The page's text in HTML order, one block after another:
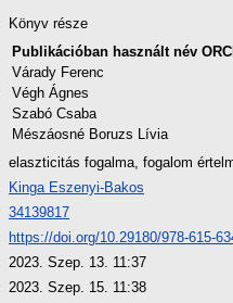
Könyv része
Publikációban használt név
Várady Ferenc
Végh Ágnes
Szabó Csaba
Mészáosné Boruzs Lívia
elaszticitás fogalma, fogalom
Kinga Eszenyi-Bakos
34139817
https://doi.org/10.29180/978-615-
2023. Szep. 13. 11:37
2023. Szep. 15. 11:38